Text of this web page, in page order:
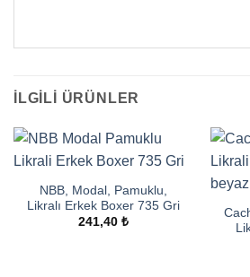
İLGILI ÜRÜNLER
NBB, Modal, Pamuklu,
Likralı Erkek Boxer 735 Gri
241,40 ₺